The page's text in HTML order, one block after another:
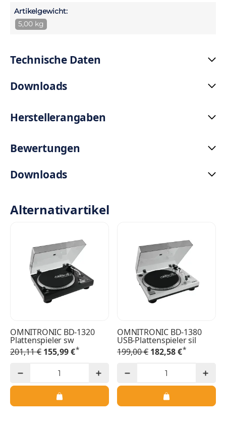
Artikelgewicht:
5,00 kg
Technische Daten
Downloads
Herstellerangaben
Bewertungen
Downloads
Alternativartikel
OMNITRONIC BD-1320
Plattenspieler sw
201,11 € 155,99 €*
OMNITRONIC BD-1380
USB-Plattenspieler sil
199,00 € 182,58 €*